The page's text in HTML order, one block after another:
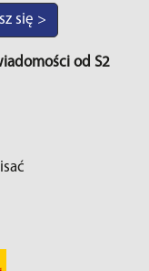
się >
od S2